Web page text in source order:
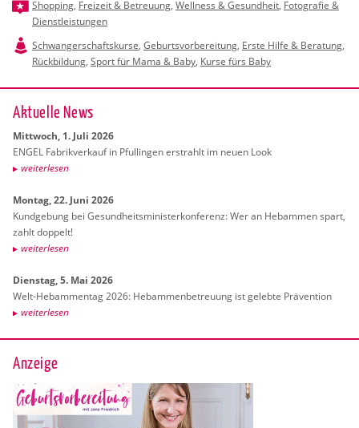
Shopping, Freizeit & Betreuung, Wellness & Gesundheit, Fotografie &
Dienstleistungen
Schwangerschaftskurse, Geburtsvorbereitung, Erste Hilfe & Beratung,
Rückbildung, Sport für Mama & Baby, Kurse fürs Baby
Ak­tu­el­le News
Mitt­woch, 1. Juli 2026
ENGEL Fa­brik­ver­kauf in Pful­lin­gen er­strahlt im neuen Look
wei­ter­le­sen
Mon­tag, 22. Juni 2026
Kund­ge­bung bei Ge­sund­heits­mi­nis­ter­kon­fe­renz: Wer an Heb­am­men spart,
zahlt dop­pelt!
wei­ter­le­sen
Diens­tag, 5. Mai 2026
Welt-Heb­am­men­tag 2026: Heb­am­men­be­treu­ung ist ge­leb­te Prä­ven­ti­on
wei­ter­le­sen
Anzeige